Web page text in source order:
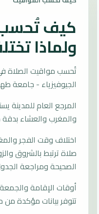
كيف تُحسب
ولماذا
الجيوفيزياء - جامعة
والمغرب والعشاء بدقة
اختلاف وقت الفجر
صلاة ترتبط بالشروق
الصحيحة ومراجعة
أوقات الإقامة
تتوفر بيانات مؤكدة